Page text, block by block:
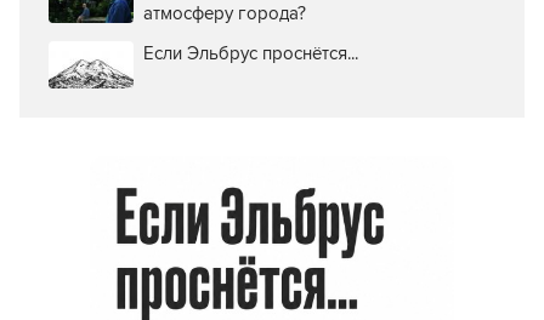
атмосферу города?
Если Эльбрус проснётся...